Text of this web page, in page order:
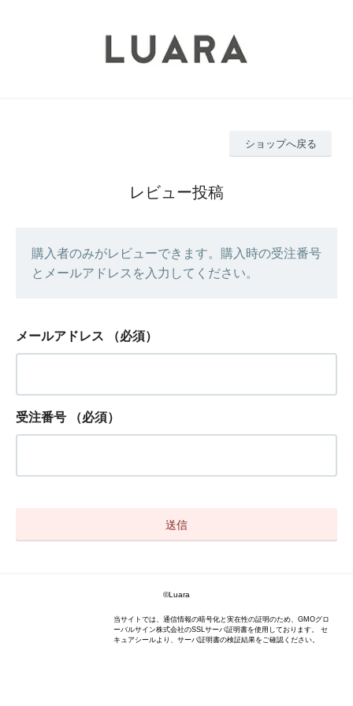
ショップへ戻る
レビュー投稿
購入者のみがレビューできます。購入時の受注番号
とメールアドレスを入力してください。
メールアドレス （必須）
受注番号 （必須）
©Luara
当サイトでは、通信情報の暗号化と実在性の証明のため、GMOグロ
ーバルサイン株式会社のSSLサーバ証明書を使用しております。 セ
キュアシールより、サーバ証明書の検証結果をご確認ください。